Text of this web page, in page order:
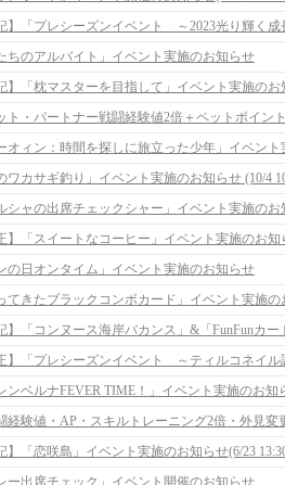
ちのアルバイト」イベント実施のお知らせ
】「枕マスターを目指して」イベント実施のお
ワカサギ釣り」イベント実施のお知らせ (10/4
シャの出席チェックシャー」イベント実施のお
】「スイートなコーヒー」イベント実施のお知
の日オンタイム」イベント実施のお知らせ
てきたブラックコンボカード」イベント実施の
ンベルナFEVER TIME！」イベント実施のお知
】「恋咲島」イベント実施のお知らせ(6/23
ー出席チェック」イベント開催のお知らせ